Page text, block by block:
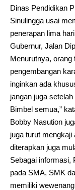
Dinas Pendidikan
Sinulingga usai
penerapan lima
Gubernur, Jalan
Menurutnya, orang
pengembangan
inginkan ada
jangan juga
Bimbel semua,”
Bobby Nasution
juga turut
diterapkan juga
Sebagai informasi,
pada SMA, SMK
memiliki